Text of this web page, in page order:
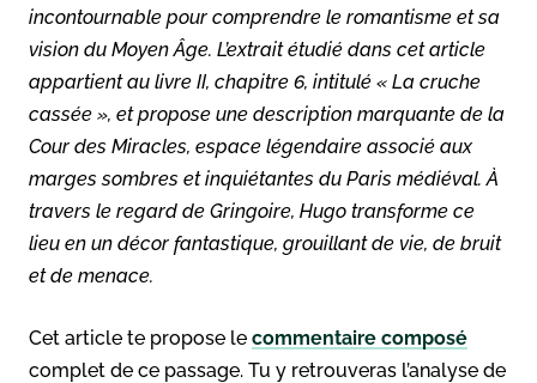
incontournable pour comprendre le romantisme et sa
vision du Moyen Âge. L’extrait étudié dans cet article
appartient au livre II, chapitre 6, intitulé « La cruche
cassée », et propose une description marquante de la
Cour des Miracles, espace légendaire associé aux
marges sombres et inquiétantes du Paris médiéval. À
travers le regard de Gringoire, Hugo transforme ce
lieu en un décor fantastique, grouillant de vie, de bruit
et de menace.
Cet article te propose le commentaire composé
complet de ce passage. Tu y retrouveras l’analyse de